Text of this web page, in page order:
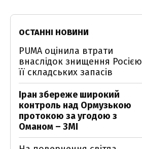
ОСТАННІ НОВИНИ
PUMA оцінила втрати
внаслідок знищення Росією
її складських запасів
Іран збереже широкий
контроль над Ормузькою
протокою за угодою з
Оманом – ЗМІ